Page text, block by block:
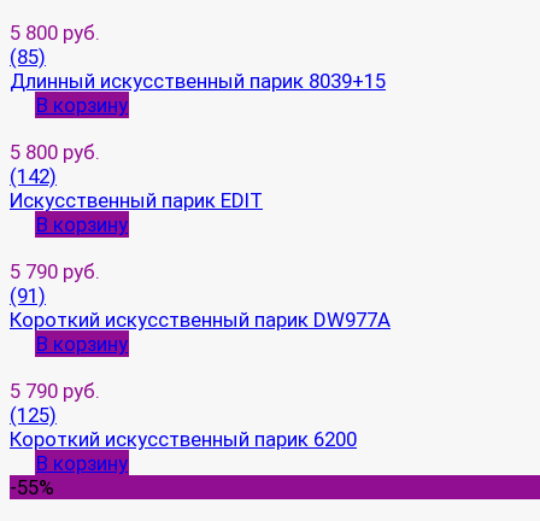
5 800 руб.
(85)
Длинный искусственный парик 8039+15
В корзину
5 800 руб.
(142)
Искусственный парик EDIT
В корзину
5 790 руб.
(91)
Короткий искусственный парик DW977A
В корзину
5 790 руб.
(125)
Короткий искусственный парик 6200
В корзину
-55%